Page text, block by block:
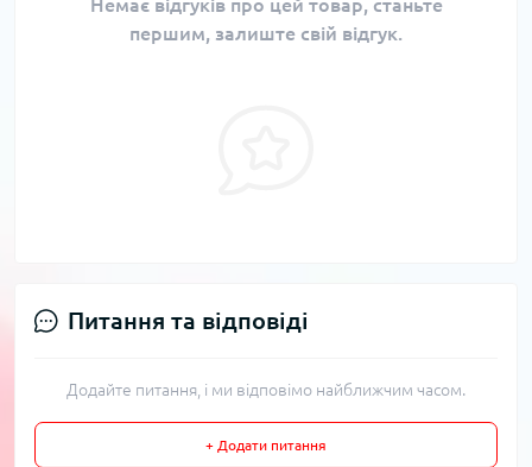
Немає відгуків про цей товар, станьте
першим, залиште свій відгук.
Питання та відповіді
Додайте питання, і ми відповімо найближчим часом.
+ Додати питання